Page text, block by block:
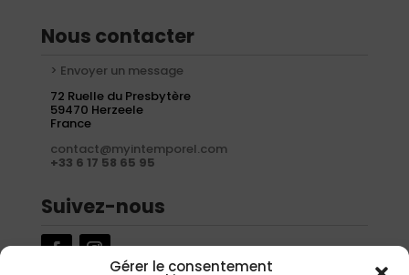
Gérer le consentement
Nous contacter
> Envoyer un message
72 Ruelle du Presbytère
59470 Herzeele
France
contact@myintemporel.com
+33 6 17 58 65 95
Suivez-nous